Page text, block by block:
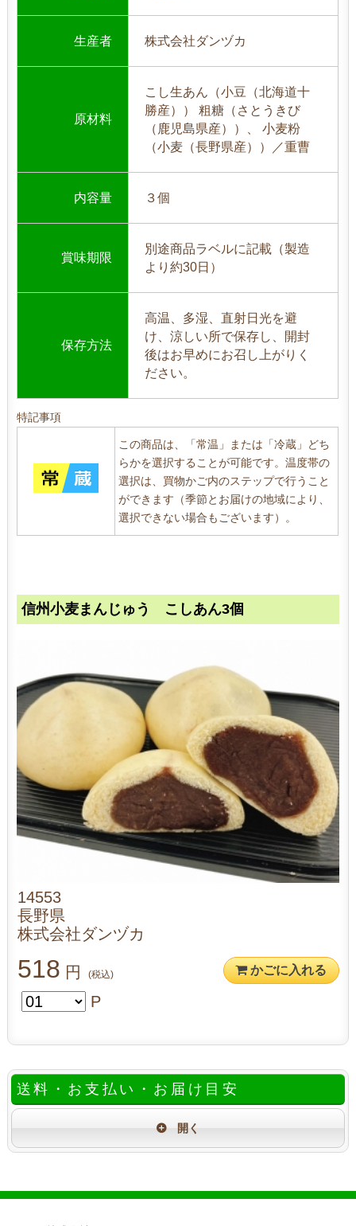
生産者 株式会社ダンヅカ
原材料
こし生あん（小豆（北海道十
勝産）） 粗糖（さとうきび
（鹿児島県産））、 小麦粉
（小麦（長野県産））／重曹
内容量 ３個
賞味期限
別途商品ラベルに記載（製造
より約30日）
保存方法
高温、多湿、直射日光を避
け、涼しい所で保存し、開封
後はお早めにお召し上がりく
ださい。
特記事項
この商品は、「常温」または「冷蔵」どち
らかを選択することが可能です。温度帯の
選択は、買物かご内のステップで行うこと
ができます（季節とお届けの地域により、
選択できない場合もございます）。
信州小麦まんじゅう こしあん3個
14553
長野県
株式会社ダンヅカ
518 円 (税込) かごに入れる
P
送料・お支払い・お届け目安